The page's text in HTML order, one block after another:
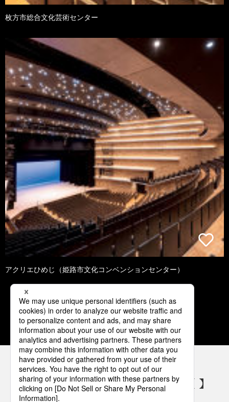
枚方市総合文化芸術センター
アクリエひめじ（姫路市文化コンベンションセンター）
1 2 3 4 5
パナソニックの電気設備 SNSアカウント